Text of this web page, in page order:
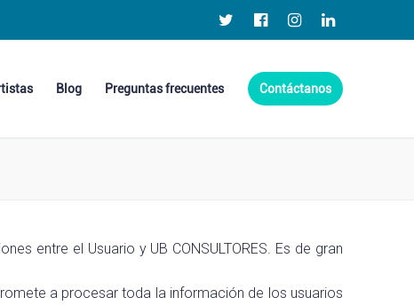
Blog Preguntas frecuentes Contáctanos
entre el Usuario y UB CONSULTORES. Es de gran
a procesar toda la información de los usuarios